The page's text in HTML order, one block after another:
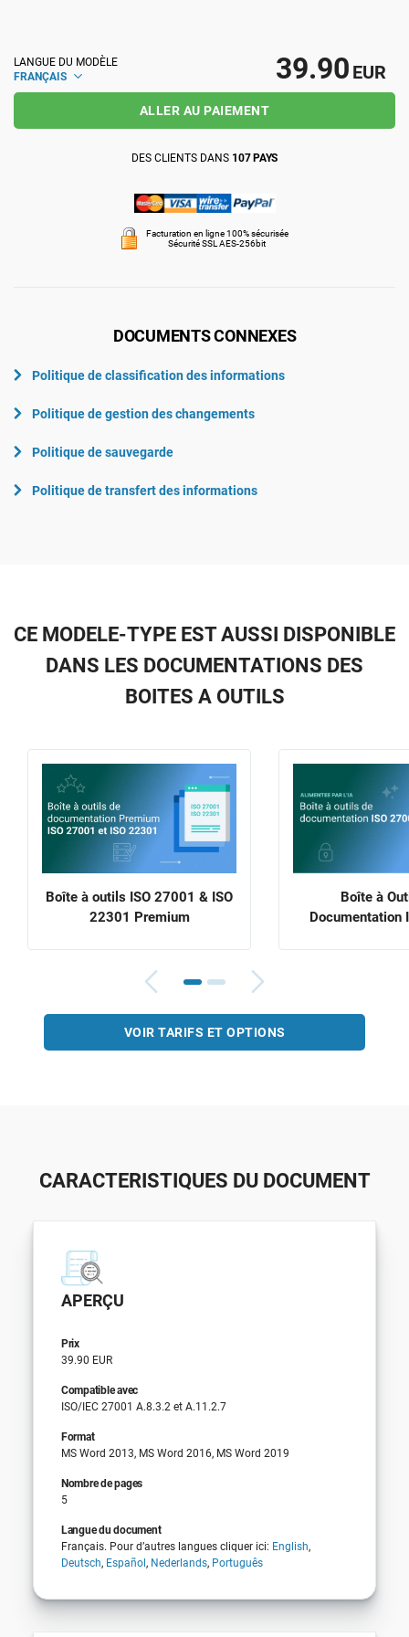
ISO 17025
Dispositifs médicaux
LANGUE DU MODÈLE
FRANÇAIS
39.90 EUR
ALLER AU PAIEMENT
DES CLIENTS DANS 107 PAYS
Facturation en ligne 100% sécurisée
Sécurité SSL AES-256bit
DOCUMENTS CONNEXES
Politique de classification des informations
Politique de gestion des changements
Politique de sauvegarde
Politique de transfert des informations
CE MODELE-TYPE EST AUSSI DISPONIBLE
DANS LES DOCUMENTATIONS DES
BOITES A OUTILS
Boîte à outils ISO 27001 & ISO
22301 Premium
Boîte à
Documentation
VOIR TARIFS ET OPTIONS
CARACTERISTIQUES DU DOCUMENT
APERÇU
Prix
39.90 EUR
Compatible avec
ISO/IEC 27001 A.8.3.2 et A.11.2.7
Format
MS Word 2013, MS Word 2016, MS Word 2019
Nombre de pages
5
Langue du document
Français. Pour d’autres langues cliquer ici: English,
Deutsch, Español, Nederlands, Português